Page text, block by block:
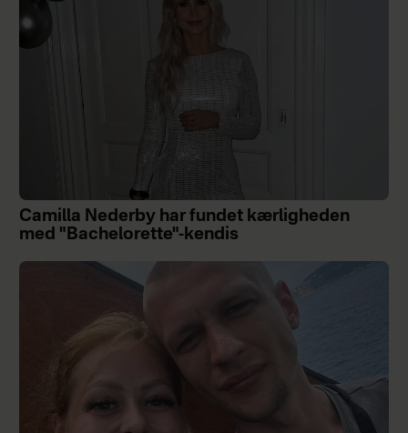
Camilla Nederby har fundet kærligheden
med "Bachelorette"-kendis